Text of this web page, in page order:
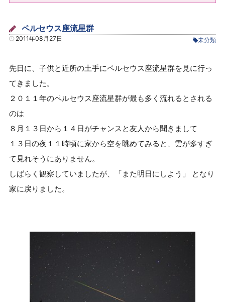
ペルセウス座流星群
2011年08月27日 未分類
先日に、子供と近所の土手にペルセウス座流星群を見に行っ
てきました。
２０１１年のペルセウス座流星群が最も多く流れるとされる
のは
８月１３日から１４日がチャンスと友人から聞きまして
１３日の夜１１時頃に家から空を眺めてみると、雲が多すぎ
て見れそうにありません。
しばらく観察していましたが、「また明日にしよう」 となり
家に戻りました。